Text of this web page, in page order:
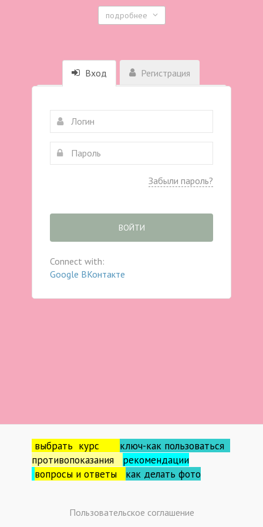
подробнее
Вход Регистрация
Забыли пароль?
ВОЙТИ
Connect with:
Google ВКонтакте
выбрать курс ключ-как пользоваться
противопоказания рекомендации
вопросы и ответы как делать фото
Пользовательское соглашение